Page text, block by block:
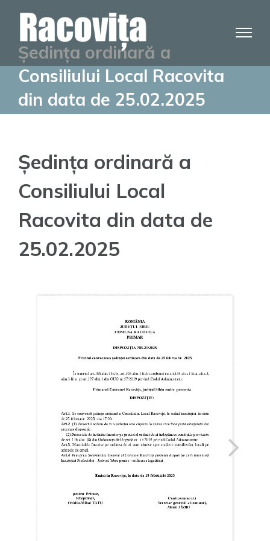
contentȘedința ordinară a
Consiliului Local Racovita
din data de 25.02.2025
Ședința ordinară a
Consiliului Local
Racovita din data de
25.02.2025